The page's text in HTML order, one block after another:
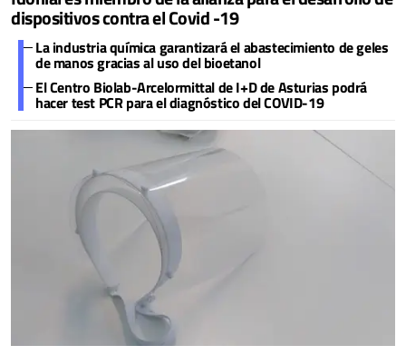
dispositivos contra el Covid -19
La industria química garantizará el abastecimiento de geles
de manos gracias al uso del bioetanol
El Centro Biolab-Arcelormittal de I+D de Asturias podrá
hacer test PCR para el diagnóstico del COVID-19